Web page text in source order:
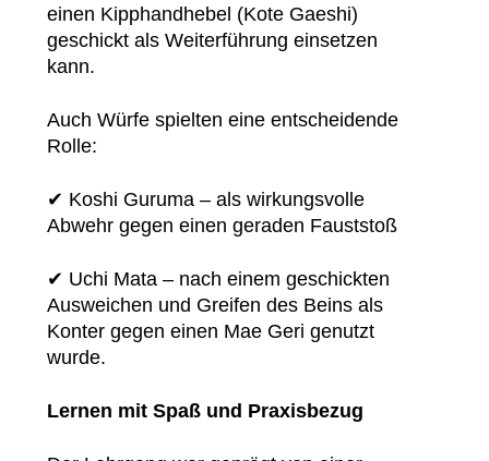
einen Kipphandhebel (Kote Gaeshi)
geschickt als Weiterführung einsetzen
kann.
Auch Würfe spielten eine entscheidende
Rolle:
✔ Koshi Guruma – als wirkungsvolle
Abwehr gegen einen geraden Fauststoß
✔ Uchi Mata – nach einem geschickten
Ausweichen und Greifen des Beins als
Konter gegen einen Mae Geri genutzt
wurde.
Lernen mit Spaß und Praxisbezug